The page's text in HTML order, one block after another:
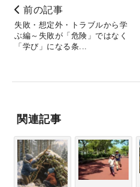
前の記事
失敗・想定外・トラブルから学
ぶ編～失敗が「危険」ではなく
「学び」になる条...
関連記事